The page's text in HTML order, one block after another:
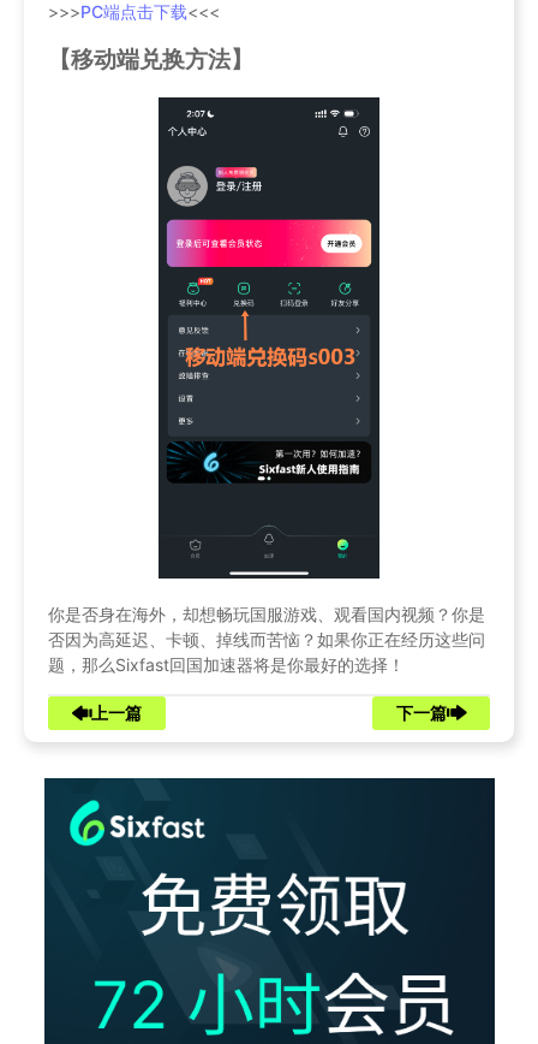
>>>PC端点击下载<<<
【移动端兑换方法】
你是否身在海外，却想畅玩国服游戏、观看国内视频？你是
否因为高延迟、卡顿、掉线而苦恼？如果你正在经历这些问
题，那么Sixfast回国加速器将是你最好的选择！
上一篇 下一篇